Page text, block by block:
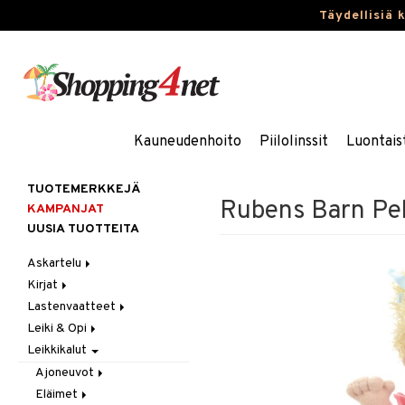
Täydellisiä
Kauneudenhoito Piilolinssit
Rubens Barn
TUOTEMERKKEJÄ
KAMPANJAT
UUSIA TUOTTEITA
Askartelu
Askartelumateriaalit
Askartelusetti
Helmet
Koulutarvikkeet
Muovailuvaha
Piirrä ja maalaa
Kirjat
Askartelukirjat
Maalauskirjat
Päiväkirjat
Lastenvaatteet
Alaosat
Leggingsit
Alusvaatteet & Sukat
Kengät
Mekot
Leiki & Opi
Opetuslelut
Oppimispelit
Soittimet
Leikkikalut
Ajoneuvot
Autoradat
Eläimet